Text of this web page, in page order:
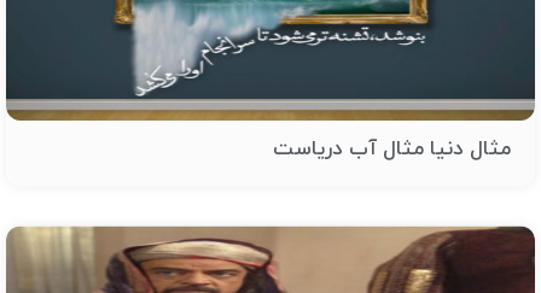
مثال دنیا مثال آب دریاست